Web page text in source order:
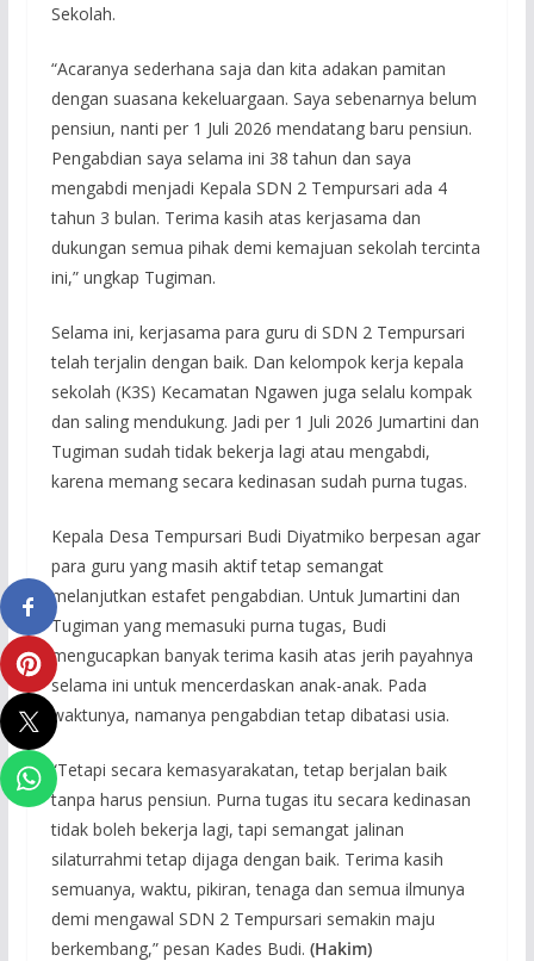
Sekolah.
“Acaranya sederhana saja dan kita adakan pamitan
dengan suasana kekeluargaan. Saya sebenarnya belum
pensiun, nanti per 1 Juli 2026 mendatang baru pensiun.
Pengabdian saya selama ini 38 tahun dan saya
mengabdi menjadi Kepala SDN 2 Tempursari ada 4
tahun 3 bulan. Terima kasih atas kerjasama dan
dukungan semua pihak demi kemajuan sekolah tercinta
ini,” ungkap Tugiman.
Selama ini, kerjasama para guru di SDN 2 Tempursari
telah terjalin dengan baik. Dan kelompok kerja kepala
sekolah (K3S) Kecamatan Ngawen juga selalu kompak
dan saling mendukung. Jadi per 1 Juli 2026 Jumartini dan
Tugiman sudah tidak bekerja lagi atau mengabdi,
karena memang secara kedinasan sudah purna tugas.
Kepala Desa Tempursari Budi Diyatmiko berpesan agar
para guru yang masih aktif tetap semangat
melanjutkan estafet pengabdian. Untuk Jumartini dan
Tugiman yang memasuki purna tugas, Budi
mengucapkan banyak terima kasih atas jerih payahnya
selama ini untuk mencerdaskan anak-anak. Pada
waktunya, namanya pengabdian tetap dibatasi usia.
“Tetapi secara kemasyarakatan, tetap berjalan baik
tanpa harus pensiun. Purna tugas itu secara kedinasan
tidak boleh bekerja lagi, tapi semangat jalinan
silaturrahmi tetap dijaga dengan baik. Terima kasih
semuanya, waktu, pikiran, tenaga dan semua ilmunya
demi mengawal SDN 2 Tempursari semakin maju
berkembang,” pesan Kades Budi. (Hakim)